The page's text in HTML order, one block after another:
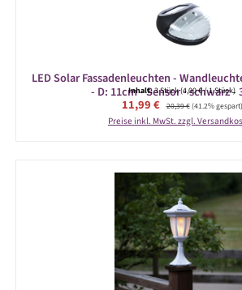
LED Solar Fassadenleuchten -
- D: 11cm - Sensor - schwarz -
Inhalt:3 Stück(4,00 € / 1 Stück)
Verkaufspreis:
11,99 € Regulärer Preis:
20,39 €(41.2% gespart)
Preise inkl. MwSt. zzgl.